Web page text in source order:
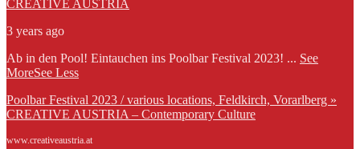
CREATIVE AUSTRIA
3 years ago
Ab in den Pool! Eintauchen ins Poolbar Festival 2023! ... See
MoreSee Less
Poolbar Festival 2023 / various locations, Feldkirch, Vorarlberg »
CREATIVE AUSTRIA – Contemporary Culture
www.creativeaustria.at